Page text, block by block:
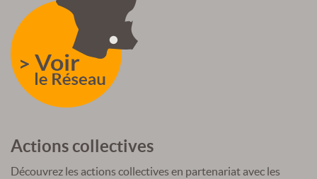
Actions collectives
Découvrez les actions collectives en partenariat avec les